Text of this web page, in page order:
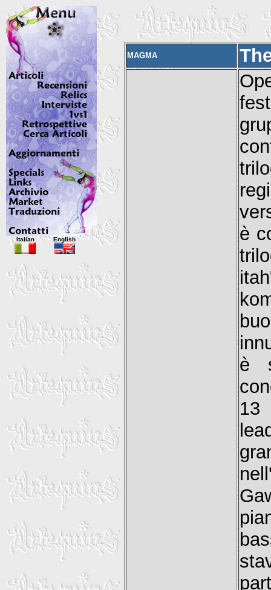
MAGMA
è
è
13
Italian English